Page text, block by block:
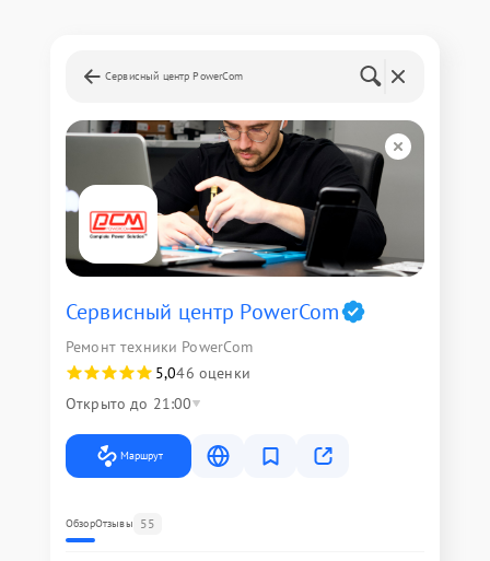
Сервисный центр PowerCom
Сервисный центр PowerCom
Ремонт техники PowerCom
5,046 оценки
Открыто до 21:00
Маршрут
ОбзорОтзывы 55